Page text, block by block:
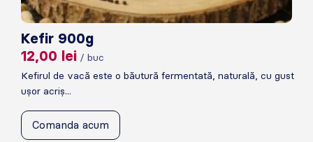
Kefir 900g
12,00 lei / buc
Kefirul de vacă este o băutură fermentată, naturală, cu gust
ușor acriș...
Comanda acum